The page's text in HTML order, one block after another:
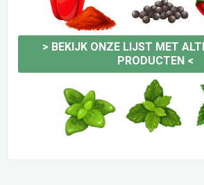
> BEKIJK ONZE LIJST MET
PRODUCTEN <